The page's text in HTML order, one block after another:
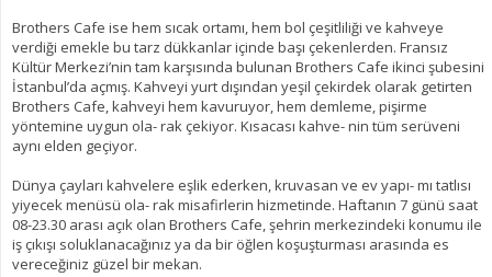
Brothers Cafe ise hem sıcak ortamı, hem bol çeşitliliği ve kahveye
verdiği emekle bu tarz dükkanlar içinde başı çekenlerden. Fransız
Kültür Merkezi’nin tam karşısında bulunan Brothers Cafe ikinci şubesini
İstanbul’da açmış. Kahveyi yurt dışından yeşil çekirdek olarak getirten
Brothers Cafe, kahveyi hem kavuruyor, hem demleme, pişirme
yöntemine uygun ola- rak çekiyor. Kısacası kahve- nin tüm serüveni
aynı elden geçiyor.
Dünya çayları kahvelere eşlik ederken, kruvasan ve ev yapı- mı tatlısı
yiyecek menüsü ola- rak misafirlerin hizmetinde. Haftanın 7 günü saat
08-23.30 arası açık olan Brothers Cafe, şehrin merkezindeki konumu ile
iş çıkışı soluklanacağınız ya da bir öğlen koşuşturması arasında es
vereceğiniz güzel bir mekan.